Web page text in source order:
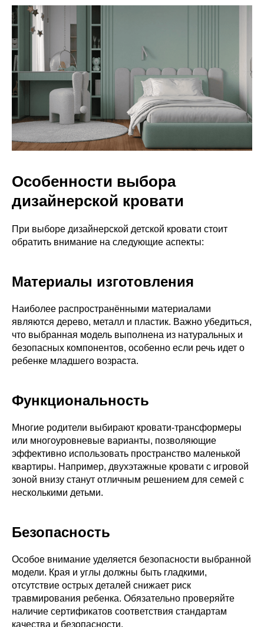
Особенности выбора
дизайнерской кровати
При выборе дизайнерской детской кровати стоит
обратить внимание на следующие аспекты:
Материалы изготовления
Наиболее распространёнными материалами
являются дерево, металл и пластик. Важно убедиться,
что выбранная модель выполнена из натуральных и
безопасных компонентов, особенно если речь идет о
ребенке младшего возраста.
Функциональность
Многие родители выбирают кровати-трансформеры
или многоуровневые варианты, позволяющие
эффективно использовать пространство маленькой
квартиры. Например, двухэтажные кровати с игровой
зоной внизу станут отличным решением для семей с
несколькими детьми.
Безопасность
Особое внимание уделяется безопасности выбранной
модели. Края и углы должны быть гладкими,
отсутствие острых деталей снижает риск
травмирования ребенка. Обязательно проверяйте
наличие сертификатов соответствия стандартам
качества и безопасности.